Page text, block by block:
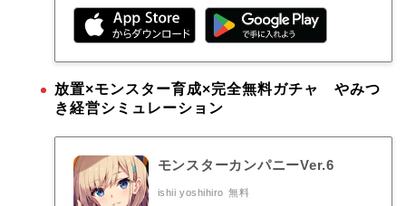
放置×モンスター育成×完全無料ガチャ やみつ
き経営シミュレーション
モンスターカンパニーVer.6
ishii yoshihiro 無料